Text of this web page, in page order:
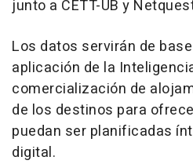
junto a CETT-UB y
Los datos servirán de
aplicación de la
comercialización de
de los destinos para
puedan ser planificadas
digital.